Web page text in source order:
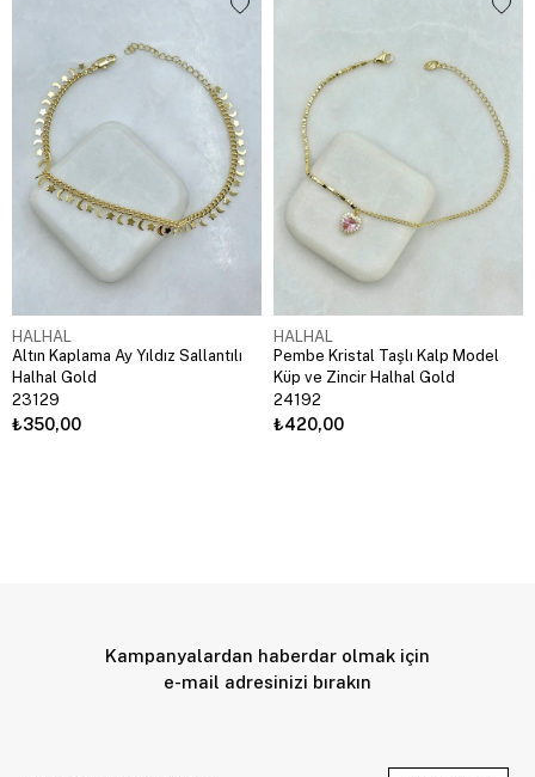
HALHAL
Altın Kaplama Ay Yıldız Sallantılı
Halhal Gold
23129
₺350,00
HALHAL
Pembe Kristal Taşlı Kalp Model
Küp ve Zincir Halhal Gold
24192
₺420,00
Kampanyalardan haberdar olmak için
e-mail adresinizi bırakın